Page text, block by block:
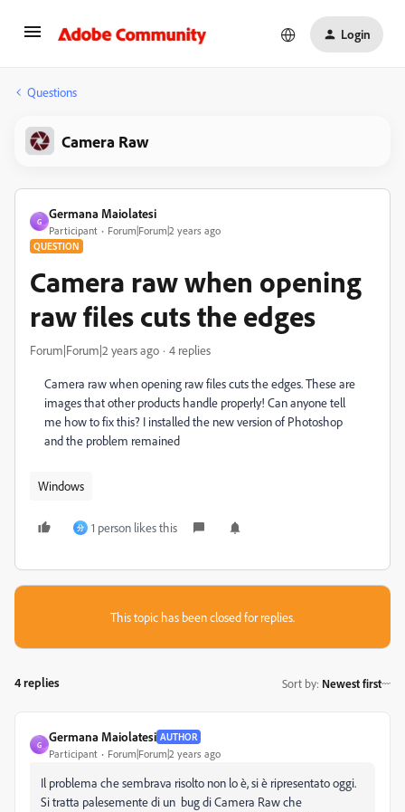
Login
Questions
Camera Raw
G
Germana Maiolatesi
Participant Forum|Forum|2 years ago
QUESTION
Camera raw when opening
raw files cuts the edges
Forum|Forum|2 years ago 4 replies
Camera raw when opening raw files cuts the edges. These are
images that other products handle properly! Can anyone tell
me how to fix this? I installed the new version of Photoshop
and the problem remained
Windows
分 1 person likes this
This topic has been closed for replies.
4 replies Sort by: Newest first
G
Germana Maiolatesi AUTHOR
Participant Forum|Forum|2 years ago
Il problema che sembrava risolto non lo è, si è ripresentato oggi.
Si tratta palesemente di un bug di Camera Raw che